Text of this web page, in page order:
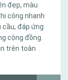
đẹp, màu
công nhanh
cầu, đáp ứng
cộng đồng.
trên toàn